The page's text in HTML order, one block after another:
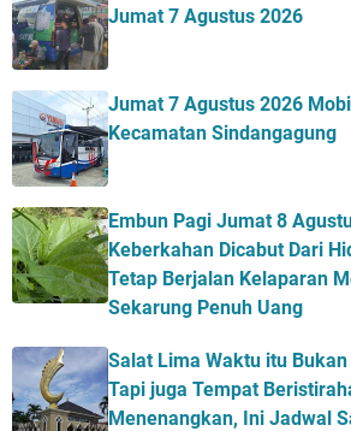
Jumat 7 Agustus 2026
Jumat 7 Agustus 2026
Kecamatan Sindangagung
Embun Pagi Jumat 8
Keberkahan Dicabut Dari
Tetap Berjalan Kelaparan
Sekarung Penuh Uang
Salat Lima Waktu itu
Tapi juga Tempat
Menenangkan, Ini Jadwal